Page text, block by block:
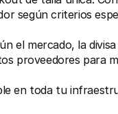
según criterios
el mercado, la
proveedores para
en toda tu